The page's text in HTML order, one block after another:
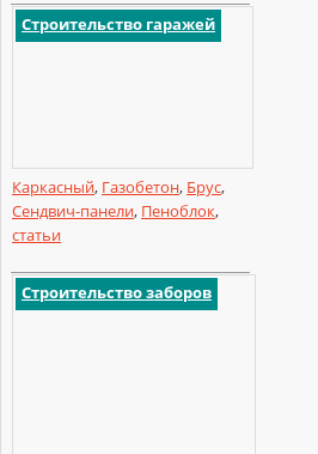
Строительство гаражей
Каркасный, Газобетон, Брус,
Сендвич-панели, Пеноблок,
статьи
Строительство заборов